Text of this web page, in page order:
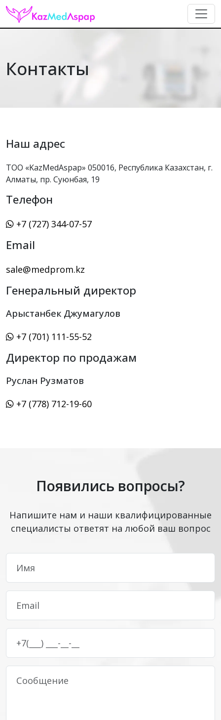
Контакты
Наш адрес
ТОО «KazMedAspap» 050016, Республика Казахстан, г.
Алматы, пр. Суюнбая, 19
Телефон
+7 (727) 344-07-57
Email
sale@medprom.kz
Генеральный директор
Арыстанбек Джумагулов
+7 (701) 111-55-52
Директор по продажам
Руслан Рузматов
+7 (778) 712-19-60
Появились вопросы?
Напишите нам и наши квалифицированные
специалисты ответят на любой ваш вопрос